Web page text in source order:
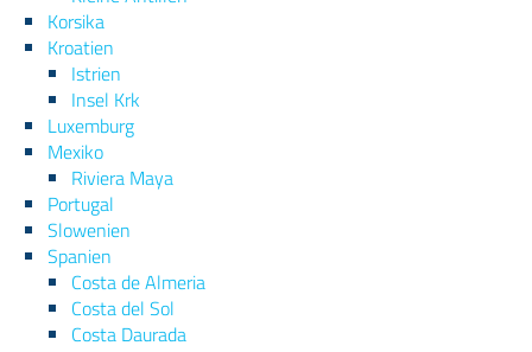
Korsika
Kroatien
Istrien
Insel Krk
Luxemburg
Mexiko
Riviera Maya
Portugal
Slowenien
Spanien
Costa de Almeria
Costa del Sol
Costa Daurada